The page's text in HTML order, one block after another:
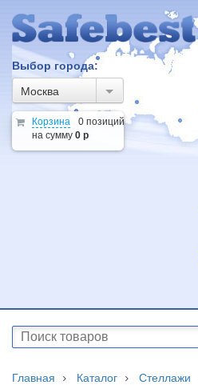
Выбор города:
Москва
Корзина
0 позиций
на сумму 0 р
Главная Каталог Стеллажи